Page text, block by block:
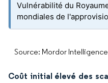
Vulnérabilité du
mondiales de
Source: Mordor Intelligence
Coût initial élevé des